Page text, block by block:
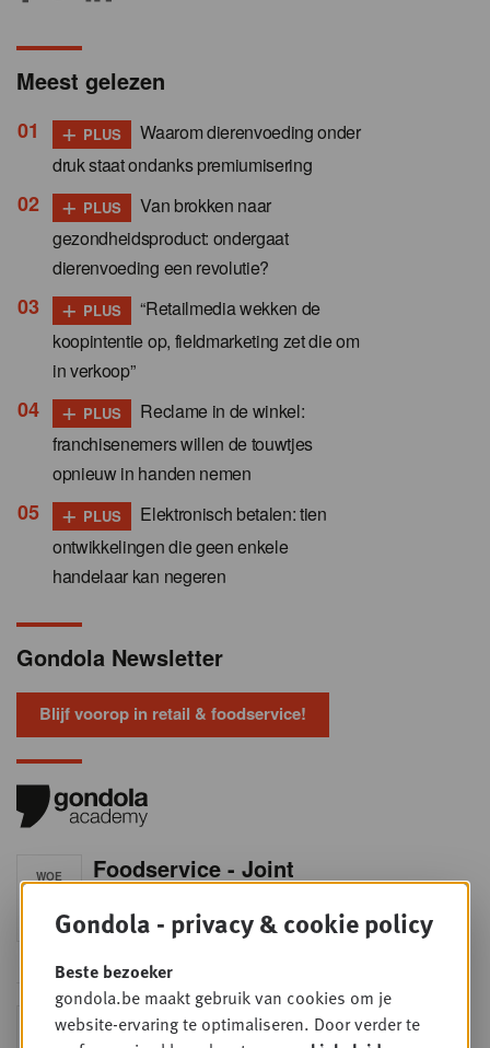
Meest gelezen
+ PLUS
Waarom dierenvoeding onder
druk staat ondanks premiumisering
+ PLUS
Van brokken naar
gezondheidsproduct: ondergaat
dierenvoeding een revolutie?
+ PLUS
“Retailmedia wekken de
koopintentie op, fieldmarketing zet die om
in verkoop”
+ PLUS
Reclame in de winkel:
franchisenemers willen de touwtjes
opnieuw in handen nemen
+ PLUS
Elektronisch betalen: tien
ontwikkelingen die geen enkele
handelaar kan negeren
Gondola Newsletter
Blijf voorop in retail & foodservice!
WOE
SEP
Foodservice - Joint
business planning
Intro to Negotiation: Succes aan de
onderhandelingstafel is geen toeval!
Into Retail - Sold out
Gondola - privacy & cookie policy
Beste bezoeker
gondola.be maakt gebruik van cookies om je
website-ervaring te optimaliseren. Door verder te